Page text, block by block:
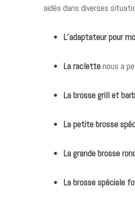
aidés dans diverses
L’adaptateur pour
La raclettenous a
La brosse grill et
La petite brosse
La grande brosse
La brosse spéciale